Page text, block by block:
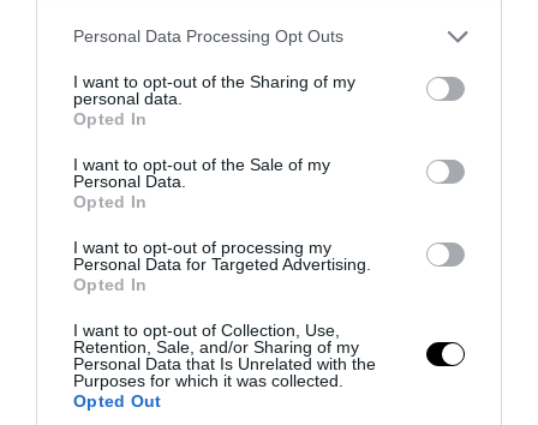
Please note that this website/app uses one or more Google
not limited to your visit or usage behaviour. You may click to
grant or deny consent to Google and its third-party tags to
use your data for below specified purposes in below Google
consent section.
Personal Data Processing Opt Outs
I want to opt-out of the Sharing of my
personal data.
Opted In
I want to opt-out of the Sale of my
Personal Data.
Opted In
I want to opt-out of processing my
Personal Data for Targeted Advertising.
Opted In
I want to opt-out of Collection, Use,
Retention, Sale, and/or Sharing of my
Personal Data that Is Unrelated with the
Purposes for which it was collected.
Opted Out
PRONEWS.GR /ΕΣΩΤΕΡΙΚΗ ΑΣΦΑΛΕΙΑ
που έκλεψαν μετασχηματιστή 1,2 τόνων
για τον χαλκό
06.08.2026 | 13:42